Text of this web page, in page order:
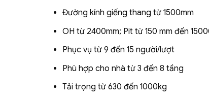
Đường kính giếng thang từ 1500mm
OH từ 2400mm; Pit từ 150 mm đến
Phục vụ từ 9 đến 15 người/lượt
Phù hợp cho nhà từ 3 đến 8 tầng
Tải trọng từ 630 đến 1000kg